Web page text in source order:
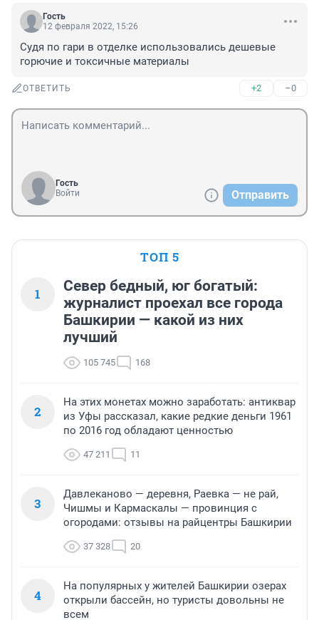
Гость
12 февраля 2022, 15:26
Судя по гари в отделке использовались дешевые
горючие и токсичные материалы
ОТВЕТИТЬ +2 –0
Гость
Войти
Отправить
ТОП 5
1
Север бедный, юг богатый:
журналист проехал все города
Башкирии — какой из них
лучший
105 745 168
2
На этих монетах можно заработать: антиквар
из Уфы рассказал, какие редкие деньги 1961
по 2016 год обладают ценностью
47 211 11
3
Давлеканово — деревня, Раевка — не рай,
Чишмы и Кармаскалы — провинция с
огородами: отзывы на райцентры Башкирии
37 328 20
4
На популярных у жителей Башкирии озерах
открыли бассейн, но туристы довольны не
всем